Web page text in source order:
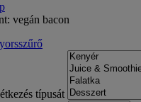
vegán bacon
típusát